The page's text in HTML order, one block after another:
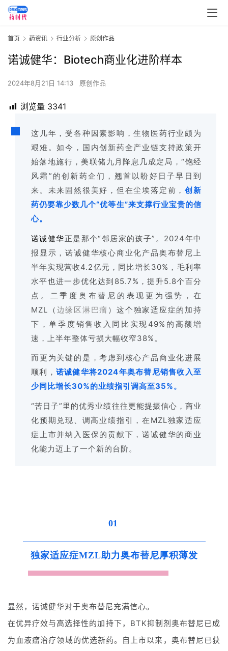
首页 药资讯 行业分析 原创作品
诺诚健华：Biotech商业化进阶样本
2024年8月21日 14:13 原创作品
浏览量 3341
这几年，受各种因素影响，生物医药行业颇为
艰难。如今，国内创新药全产业链支持政策开
始落地施行，美联储九月降息几成定局，“饱经
风霜”的创新药企们，翘首以盼好日子早日到
来。未来固然很美好，但在尘埃落定前，创新
药仍要靠少数几个“优等生”来支撑行业宝贵的信
心。
诺诚健华正是那个“邻居家的孩子”。2024年中
报显示，诺诚健华核心商业化产品奥布替尼上
半年实现营收4.2亿元，同比增长30%，毛利率
水平也进一步优化达到85.7%，提升5.8个百分
点。二季度奥布替尼的表现更为强势，在
MZL（ 边缘区淋巴瘤 ）这个独家适应症的加持
下，单季度销售收入同比实现49%的高额增
速，上半年整体亏损大幅收窄38%。
而更为关键的是，考虑到核心产品商业化进展
顺利， 诺诚健华将2024年奥布替尼销售收入至
少同比增长30%的业绩指引调高至35%。
“苦日子”里的优秀业绩往往更能提振信心，商业
化预期兑现、调高业绩指引，在MZL独家适应
症上市并纳入医保的贡献下，诺诚健华的商业
化能力迈上了一个新的台阶。
01
独家适应症MZL助力奥布替尼厚积薄发
显然，诺诚健华对于奥布替尼充满信心。
在优异疗效与高选择性的加持下，BTK抑制剂奥布替尼已成
为血液瘤治疗领域的优选新药。自上市以来，奥布替尼已获